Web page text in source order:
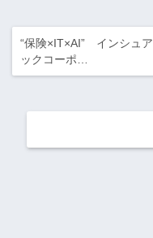
“保険×IT×AI” インシュ
ックコーポ…